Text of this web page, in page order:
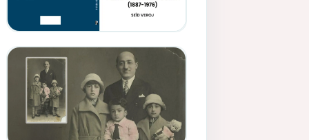
Memduh Selîmê Wanî (1887-
1876)